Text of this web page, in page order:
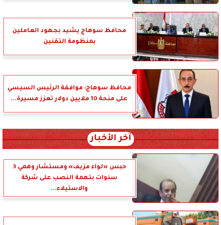
محافظ سوهاج يشيد بجهود العاملين
بمنظومة التقنين
محافظ سوهاج: موافقة الرئيس السيسي
على منحة 10 ملايين دولار تعزز مسيرة...
آخر الأخبار
حبس «لواء مزيف» ومستشار وهمي 3
سنوات بتهمة النصب على شركة
والاستيلاء...